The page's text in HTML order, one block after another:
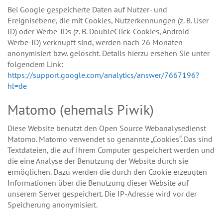
Bei Google gespeicherte Daten auf Nutzer- und
Ereignisebene, die mit Cookies, Nutzerkennungen (z. B. User
ID) oder Werbe-IDs (z. B. DoubleClick-Cookies, Android-
Werbe-ID) verknüpft sind, werden nach 26 Monaten
anonymisiert bzw. gelöscht. Details hierzu ersehen Sie unter
folgendem Link:
https://support.google.com/analytics/answer/7667196?
hl=de
Matomo (ehemals Piwik)
Diese Website benutzt den Open Source Webanalysedienst
Matomo. Matomo verwendet so genannte „Cookies“. Das sind
Textdateien, die auf Ihrem Computer gespeichert werden und
die eine Analyse der Benutzung der Website durch sie
ermöglichen. Dazu werden die durch den Cookie erzeugten
Informationen über die Benutzung dieser Website auf
unserem Server gespeichert. Die IP-Adresse wird vor der
Speicherung anonymisiert.